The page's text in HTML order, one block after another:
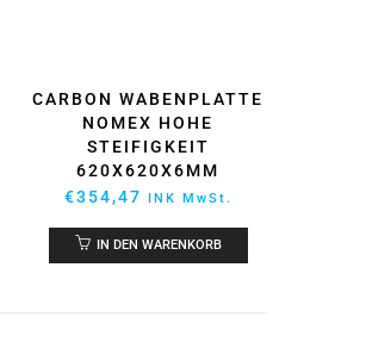
CARBON WABENPLATTE
NOMEX HOHE
STEIFIGKEIT
620X620X6MM
€354,47 INK MwSt.
IN DEN WARENKORB